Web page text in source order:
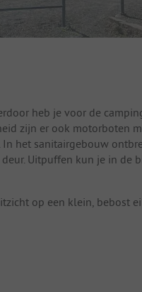
heb je voor de
zijn er ook motorboten
het sanitairgebouw
Uitpuffen kun je in de
op een klein, bebost